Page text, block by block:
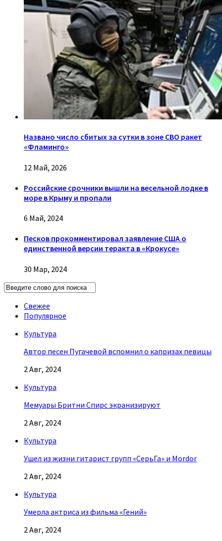
Названо число сбитых за сутки в зоне СВО ракет
«Фламинго»
12 Май, 2026
Российские срочники вышли на весельной лодке в
море в Крыму и пропали
6 Май, 2024
Песков прокомментировал заявление США о
единственной версии теракта в «Крокусе»
30 Мар, 2024
Свежее
Популярное
Культура
Автор песен Пугачевой вспомнил о капризах певицы
2 Авг, 2024
Культура
Мемуары Бритни Спирс экранизируют
2 Авг, 2024
Культура
Ушел из жизни гитарист групп «СерьГа» и Mordor
2 Авг, 2024
Культура
Умерла актриса из фильма «Гений»
2 Авг, 2024